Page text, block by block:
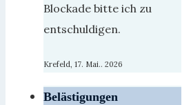
Blockade bitte ich zu
entschuldigen.
Krefeld, 17. Mai.. 2026
Belästigungen